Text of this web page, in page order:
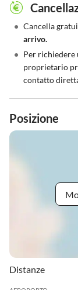
• Cancella
arrivo.
• Per richiedere
proprietario
contatto
Posizione
Distanze